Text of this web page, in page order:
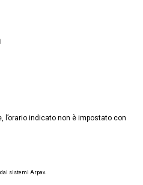
l’orario indicato non è impostato con
sistemi Arpav.